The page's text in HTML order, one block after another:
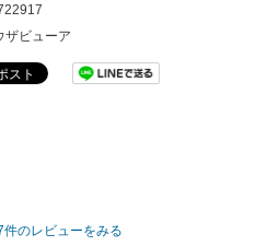
ザビューア
件のレビューをみる